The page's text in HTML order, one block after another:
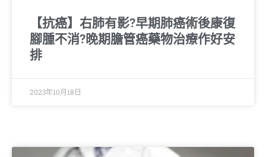
【抗癌】右肺有影?早期肺癌術後康復
腳腫不消?晚期膽管癌藥物治療作好安
排
2023年10月18日